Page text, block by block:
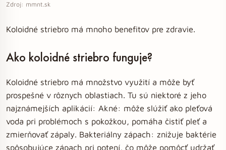
Zdroj: mmnt.sk
Koloidné striebro má mnoho benefitov pre zdravie.
Ako koloidné striebro funguje?
Koloidné striebro má množstvo využití a môže byť
prospešné v rôznych oblastiach. Tu sú niektoré z jeho
najznámejších aplikácií: Akné: môže slúžiť ako pleťová
voda pri problémoch s pokožkou, pomáha čistiť pleť a
zmierňovať zápaly. Bakteriálny zápach: znižuje baktérie
spôsobujúce zápach pri potení, čo môže pomôcť udržať